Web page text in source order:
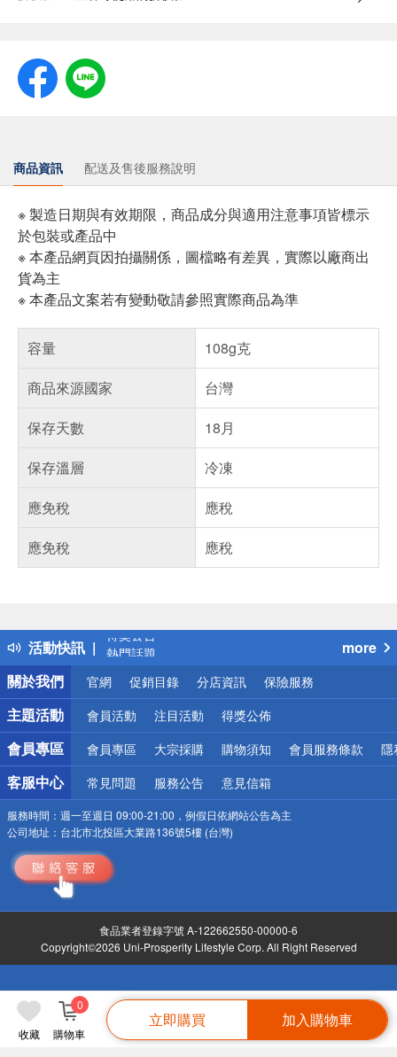
收藏 購物車
0
立即購買 加入購物車
商品資訊 配送及售後服務說明
※ 製造日期與有效期限，商品成分與適用注意事項皆標示
於包裝或產品中
※ 本產品網頁因拍攝關係，圖檔略有差異，實際以廠商出
貨為主
※ 本產品文案若有變動敬請參照實際商品為準
容量
108g克
商品來源國家
台灣
保存天數
18月
保存溫層
冷凍
應免稅
應稅
應免稅
應稅
活動快訊
得獎公告
熱門話題
銀行優惠
偏遠地區配送
詐騙網頁！請小心！
more
關於我們
官網 促銷目錄 分店資訊 保險服務
主題活動 會員活動 注目活動 得獎公佈
會員專區 會員專區 大宗採購 購物須知 會員服務條款 隱
客服中心 常見問題 服務公告 意見信箱
服務時間： 週一至週日 09:00-21:00，例假日依網站公告為主
公司地址： 台北市北投區大業路136號5樓 (台灣)
食品業者登錄字號 A-122662550-00000-6
Copyright©2026 Uni-Prosperity Lifestyle Corp. All Right Reserved